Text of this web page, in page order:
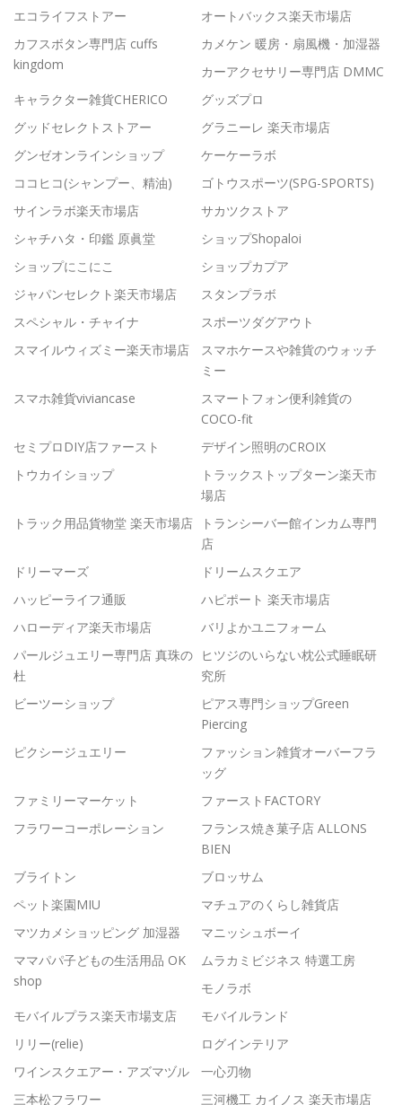
エコライフストアー
オートバックス楽天市場店
カフスボタン専門店 cuffs
kingdom
カメケン 暖房・扇風機・加湿器
カーアクセサリー専門店 DMMC
キャラクター雑貨CHERICO
グッズプロ
グッドセレクトストアー
グラニーレ 楽天市場店
グンゼオンラインショップ
ケーケーラボ
ココヒコ(シャンプー、精油)
ゴトウスポーツ(SPG-SPORTS)
サインラボ楽天市場店
サカツクストア
シャチハタ・印鑑 原眞堂
ショップShopaloi
ショップにこにこ
ショップカプア
ジャパンセレクト楽天市場店
スタンプラボ
スペシャル・チャイナ
スポーツダグアウト
スマイルウィズミー楽天市場店
スマホケースや雑貨のウォッチ
ミー
スマホ雑貨viviancase
スマートフォン便利雑貨の
COCO-fit
セミプロDIY店ファースト
デザイン照明のCROIX
トウカイショップ
トラックストップターン楽天市
場店
トラック用品貨物堂 楽天市場店
トランシーバー館インカム専門
店
ドリーマーズ
ドリームスクエア
ハッピーライフ通販
ハピポート 楽天市場店
ハローディア楽天市場店
バリよかユニフォーム
パールジュエリー専門店 真珠の
杜
ヒツジのいらない枕公式睡眠研
究所
ビーツーショップ
ピアス専門ショップGreen
Piercing
ピクシージュエリー
ファッション雑貨オーバーフラ
ッグ
ファミリーマーケット
ファーストFACTORY
フラワーコーポレーション
フランス焼き菓子店 ALLONS
BIEN
ブライトン
ブロッサム
ペット楽園MIU
マチュアのくらし雑貨店
マツカメショッピング 加湿器
マニッシュボーイ
ママパパ子どもの生活用品 OK
shop
ムラカミビジネス 特選工房
モノラボ
モバイルプラス楽天市場支店
モバイルランド
リリー(relie)
ログインテリア
ワインスクエアー・アズマヅル
一心刃物
三本松フラワー
三河機工 カイノス 楽天市場店